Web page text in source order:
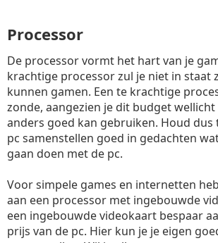
Processor
De processor vormt het hart van je
krachtige processor zul je niet in staat
kunnen gamen. Een te krachtige
zonde, aangezien je dit budget
anders goed kan gebruiken. Houd dus
pc samenstellen goed in gedachten
gaan doen met de pc.
Voor simpele games en internetten
aan een processor met ingebouwde
een ingebouwde videokaart bespaar
prijs van de pc. Hier kun je je eigen